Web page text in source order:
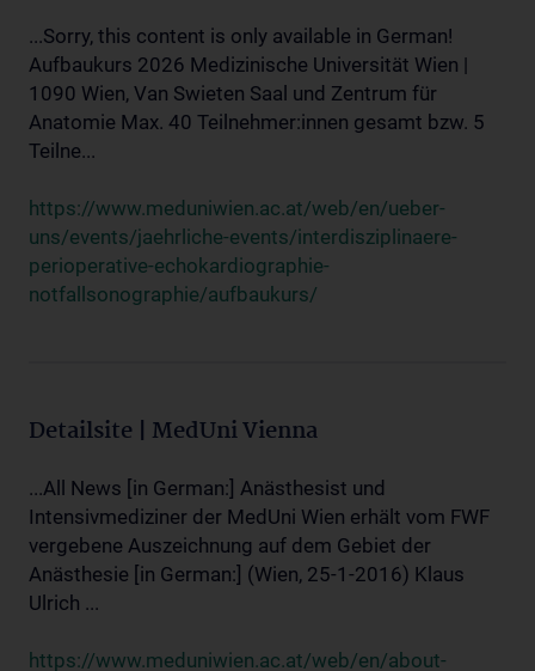
...Sorry, this content is only available in German!
Aufbaukurs 2026 Medizinische Universität Wien |
1090 Wien, Van Swieten Saal und Zentrum für
Anatomie Max. 40 Teilnehmer:innen gesamt bzw. 5
Teilne...
https://www.meduniwien.ac.at/web/en/ueber-
uns/events/jaehrliche-events/interdisziplinaere-
perioperative-echokardiographie-
notfallsonographie/aufbaukurs/
Detailsite | MedUni Vienna
...All News [in German:] Anästhesist und
Intensivmediziner der MedUni Wien erhält vom FWF
vergebene Auszeichnung auf dem Gebiet der
Anästhesie [in German:] (Wien, 25-1-2016) Klaus
Ulrich ...
https://www.meduniwien.ac.at/web/en/about-